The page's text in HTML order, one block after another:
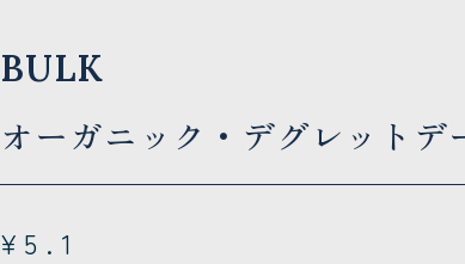
BULK
オーガニック・デグレットデ
¥5.1